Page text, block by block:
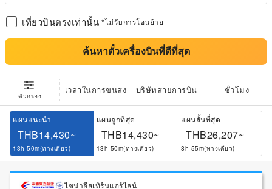
เที่ยวบินตรงเท่านั้น *ไม่รับการโอนย้าย
ค้นหาตั๋วเครื่องบินที่ดีที่สุด
ตัวกรอง
เวลาในการขนส่ง บริษัทสายการบิน ชั่วโมง
แผนแนะนำ
THB14,430~
13h 50m(ทางเดียว)
แผนถูกที่สุด
THB14,430~
13h 50m(ทางเดียว)
แผนสั้นที่สุด
THB26,207~
8h 55m(ทางเดียว)
ไชน่าอีสเทิร์นแอร์ไลน์